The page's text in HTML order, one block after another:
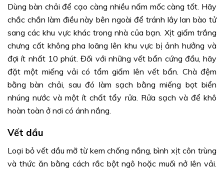
Dùng bàn chải để cạo càng nhiều nấm mốc càng tốt. Hãy
chắc chắn làm điều này bên ngoài để tránh lây lan bào tử
sang các khu vực khác trong nhà của bạn. Xịt giấm trắng
chưng cất không pha loãng lên khu vực bị ảnh hưởng và
đợi ít nhất 10 phút. Đối với những vết bẩn cứng đầu, hãy
đặt một miếng vải có tẩm giấm lên vết bẩn. Chà đệm
bằng bàn chải, sau đó làm sạch bằng miếng bọt biển
nhúng nước và một ít chất tẩy rửa. Rửa sạch và để khô
hoàn toàn ở nơi có ánh nắng.
Vết dầu
Loại bỏ vết dầu mỡ từ kem chống nắng, bình xịt côn trùng
và thức ăn bằng cách rắc bột ngô hoặc muối nở lên vải.